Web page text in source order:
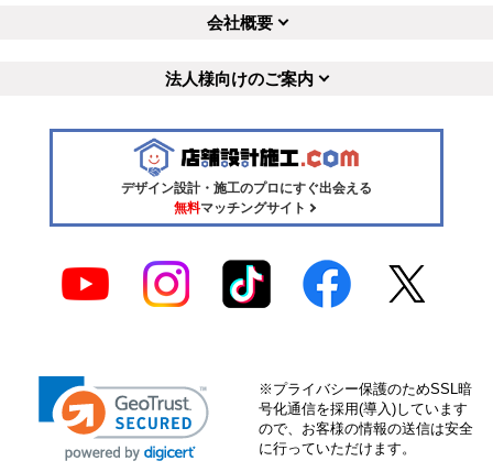
会社概要
法人様向けのご案内
デザイン設計・施工のプロにすぐ出会える
無料マッチングサイト
※プライバシー保護のためSSL暗
号化通信を採用(導入)しています
ので、お客様の情報の送信は安全
に行っていただけます。